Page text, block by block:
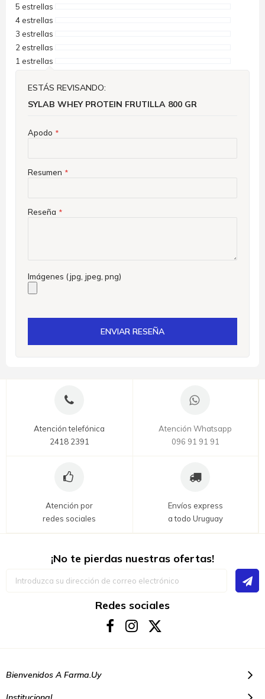
5 estrellas
4 estrellas
3 estrellas
2 estrellas
1 estrellas
ESTÁS REVISANDO:
SYLAB WHEY PROTEIN FRUTILLA 800 GR
Apodo
Resumen
Reseña
Imágenes (jpg, jpeg, png)
ENVIAR RESEÑA
Atención telefónica
2418 2391
Atención Whatsapp
096 91 91 91
Atención por
redes sociales
Envíos express
a todo Uruguay
¡No te pierdas nuestras ofertas!
Redes sociales
Bienvenidos A Farma.uy